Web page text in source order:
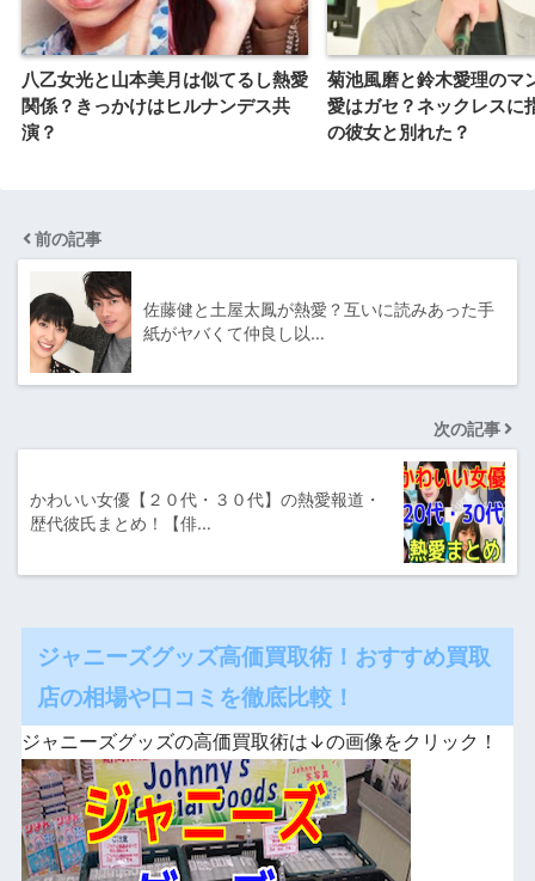
八乙女光と山本美月は似てるし熱愛
関係？きっかけはヒルナンデス共
演？
菊池風磨と鈴木愛理のマ
愛はガセ？ネックレスに
の彼女と別れた？
前の記事
佐藤健と土屋太鳳が熱愛？互いに読みあった手
紙がヤバくて仲良し以…
次の記事
かわいい女優【２０代・３０代】の熱愛報道・
歴代彼氏まとめ！【俳…
ジャニーズグッズ高価買取術！おすすめ買取
店の相場や口コミを徹底比較！
ジャニーズグッズの高価買取術は↓の画像をクリック！